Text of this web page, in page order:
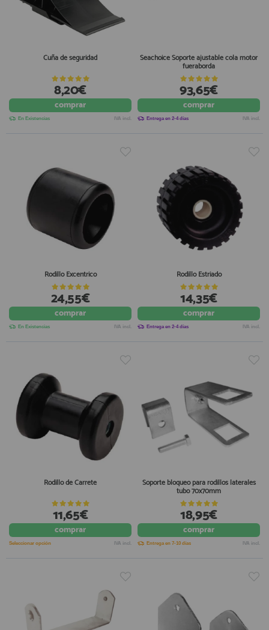
Cuña de seguridad
8,20€
comprar
En Existencias IVA incl.
Seachoice Soporte ajustable cola motor
fueraborda
93,65€
comprar
Entrega en 2-4 días IVA incl.
Rodillo Excentrico
24,55€
comprar
En Existencias IVA incl.
Rodillo Estriado
14,35€
comprar
Entrega en 2-4 días IVA incl.
Rodillo de Carrete
11,65€
comprar
Seleccionar opción IVA incl.
Soporte bloqueo para rodillos laterales
tubo 70x70mm
18,95€
comprar
Entrega en 7-10 días IVA incl.